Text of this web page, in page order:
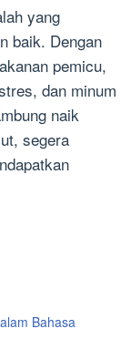
yang
baik. Dengan
pemicu,
dan minum
naik
segera
Bahasa